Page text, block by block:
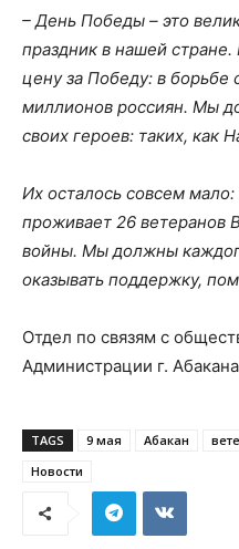
– День Победы – это
праздник в нашей
цену за Победу: в борьбе
миллионов россиян. Мы
своих героев: таких, как
Их осталось совсем
проживает 26 ветеранов
войны. Мы должны
оказывать поддержку,
Отдел по связям с
Администрации г. Абакана
TAGS 9 мая Абакан
Новости